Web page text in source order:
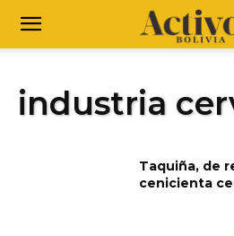
industria
Taquiña, de
cenicienta